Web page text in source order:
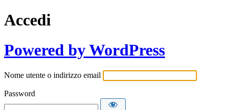
Accedi
Powered by WordPress
Nome utente o indirizzo email
Password